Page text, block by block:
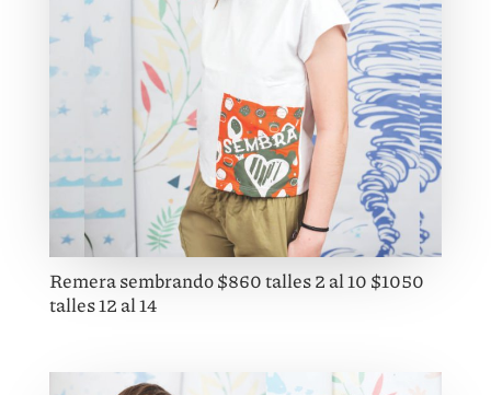
Remera sembrando $860 talles 2 al 10 $1050
talles 12 al 14